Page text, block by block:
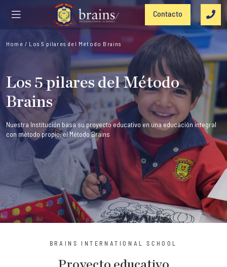
Contacto
Home / Los 5 pilares del Método Brains
Los 5 pilares del Método
Brains
Nuestra Institución basa su proyecto educativo en una educación integral
con método propio: el Método Brains
BRAINS INTERNATIONAL SCHOOL